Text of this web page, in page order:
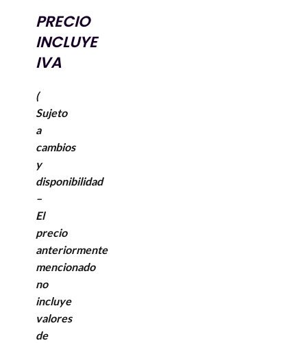
PRECIO
INCLUYE
IVA
(
Sujeto
a
cambios
y
disponibilidad
–
El
precio
anteriormente
mencionado
no
incluye
valores
de